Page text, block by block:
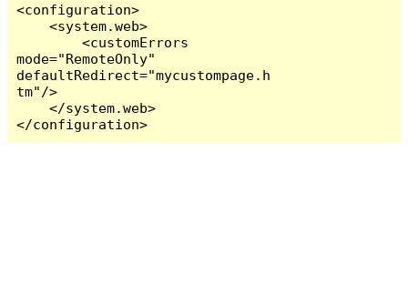
<configuration>
    <system.web>
        <customErrors
mode="RemoteOnly"
defaultRedirect="mycustompage.h
tm"/>
    </system.web>
</configuration>